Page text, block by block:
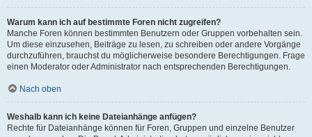
Warum kann ich auf bestimmte Foren nicht zugreifen?
Manche Foren können bestimmten Benutzern oder Gruppen vorbehalten sein.
Um diese einzusehen, Beiträge zu lesen, zu schreiben oder andere Vorgänge
durchzuführen, brauchst du möglicherweise besondere Berechtigungen. Frage
einen Moderator oder Administrator nach entsprechenden Berechtigungen.
Nach oben
Weshalb kann ich keine Dateianhänge anfügen?
Rechte für Dateianhänge können für Foren, Gruppen und einzelne Benutzer